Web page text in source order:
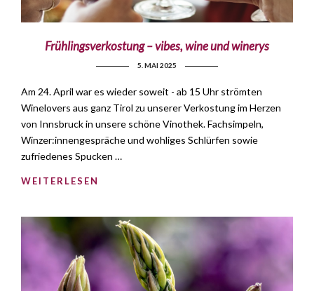
Frühlingsverkostung – vibes, wine und winerys
5. MAI 2025
Am 24. April war es wieder soweit - ab 15 Uhr strömten
Winelovers aus ganz Tirol zu unserer Verkostung im Herzen
von Innsbruck in unsere schöne Vinothek. Fachsimpeln,
Winzer:innengespräche und wohliges Schlürfen sowie
zufriedenes Spucken …
WEITERLESEN